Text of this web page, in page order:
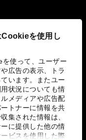
Cookieを使用し
使って、ユーザー
広告の表示、トラ
います。またユー
状況についても情
メディアや広告配
トナーに情報を共
集された情報は、
に提供した他の情
ビスを使用した際